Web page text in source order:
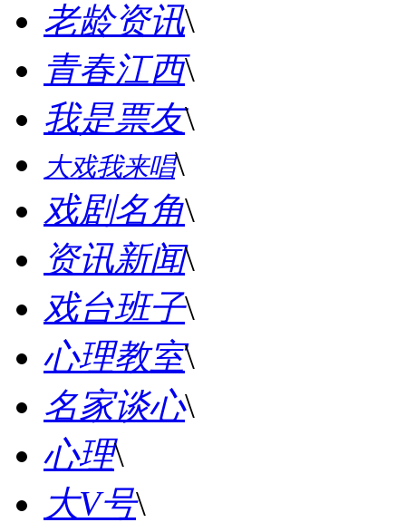
老龄资讯\
青春江西\
我是票友\
大戏我来唱\
戏剧名角\
资讯新闻\
戏台班子\
心理教室\
名家谈心\
心理\
大V号\